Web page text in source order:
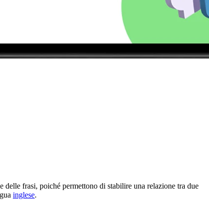
frasi, poiché permettono di stabilire una relazione tra due
inglese.